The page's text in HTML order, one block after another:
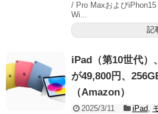
/ Pro MaxおよびiPhon15
Wi...
記
iPad（第10世代）
が49,800円、
（Amazon）
2025/3/11 iPad,